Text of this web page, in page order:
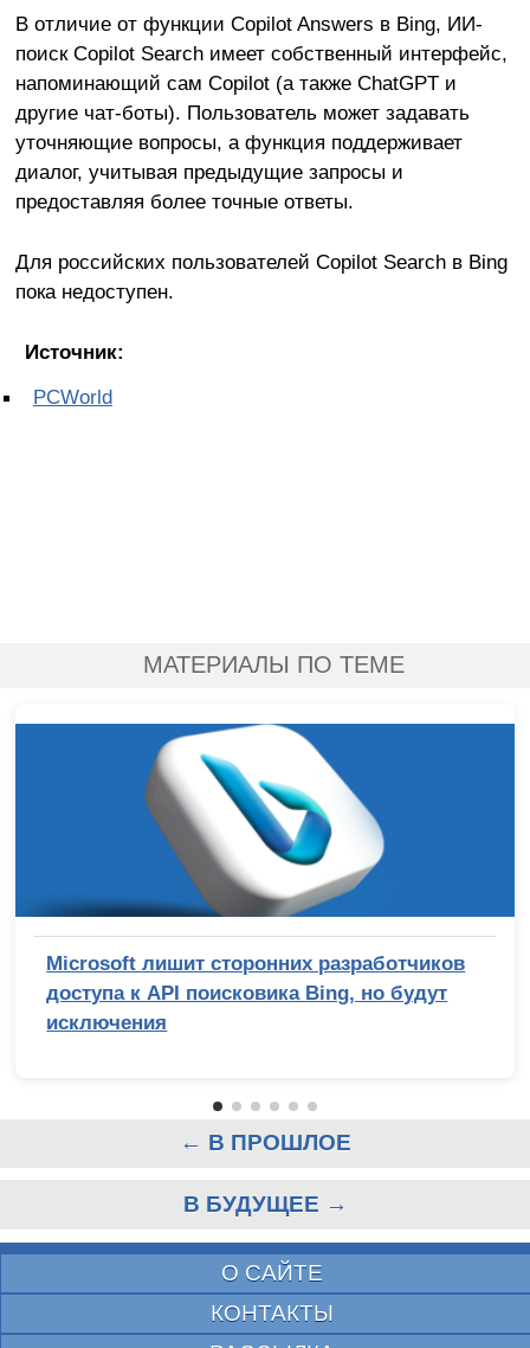
В отличие от функции Copilot Answers в Bing, ИИ-
поиск Copilot Search имеет собственный интерфейс,
напоминающий сам Copilot (а также ChatGPT и
другие чат-боты). Пользователь может задавать
уточняющие вопросы, а функция поддерживает
диалог, учитывая предыдущие запросы и
предоставляя более точные ответы.
Для российских пользователей Copilot Search в Bing
пока недоступен.
Источник:
PCWorld
МАТЕРИАЛЫ ПО ТЕМЕ
Microsoft лишит сторонних разработчиков
доступа к API поисковика Bing, но будут
исключения
← В ПРОШЛОЕ
В БУДУЩЕЕ →
О САЙТЕ
КОНТАКТЫ